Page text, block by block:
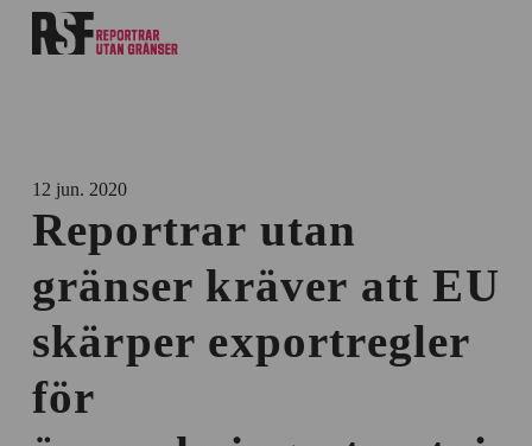
12 jun. 2020
Reportrar utan
gränser kräver att EU
skärper exportregler
för